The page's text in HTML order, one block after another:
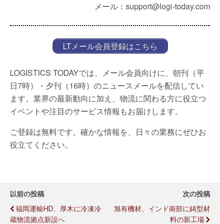
メール：support@logi-today.com
LTメール会員登録はこちら
LOGISTICS TODAYでは、メール会員向けに、朝刊（平
日7時）・夕刊（16時）のニュースメールを配信してい
ます。業界の最新動向に加え、物流に関わる方に役立つ
イベントや注目のサービス情報もお届けします。
ご登録は無料です。確かな情報を、日々の業務にぜひお
役立てください。
以前の投稿
福岡運輸HD、厚木に冷凍冷
蔵物流拠点新設へ
次の投稿
旭有機材、インド南部に鋳型材
料の新工場